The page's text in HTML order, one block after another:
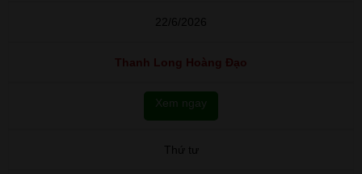
22/6/2026
Thanh Long Hoàng Đạo
Xem ngay
Thứ tư